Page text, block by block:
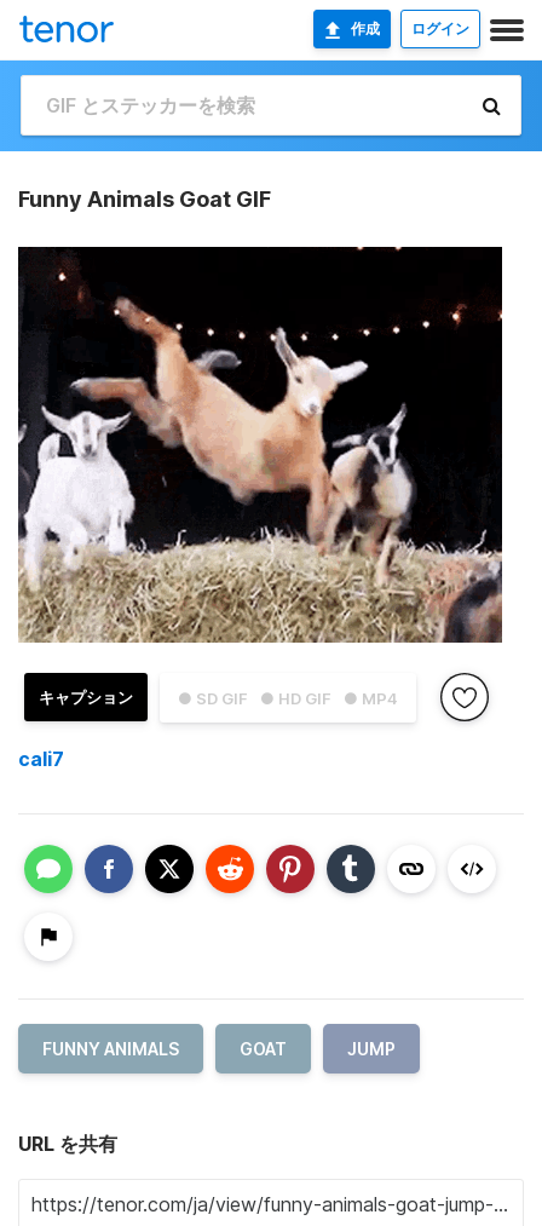
作成 ログイン
Funny Animals Goat GIF
● SD GIF ● HD GIF ● MP4
キャプション
cali7
FUNNY ANIMALS GOAT JUMP
URL を共有